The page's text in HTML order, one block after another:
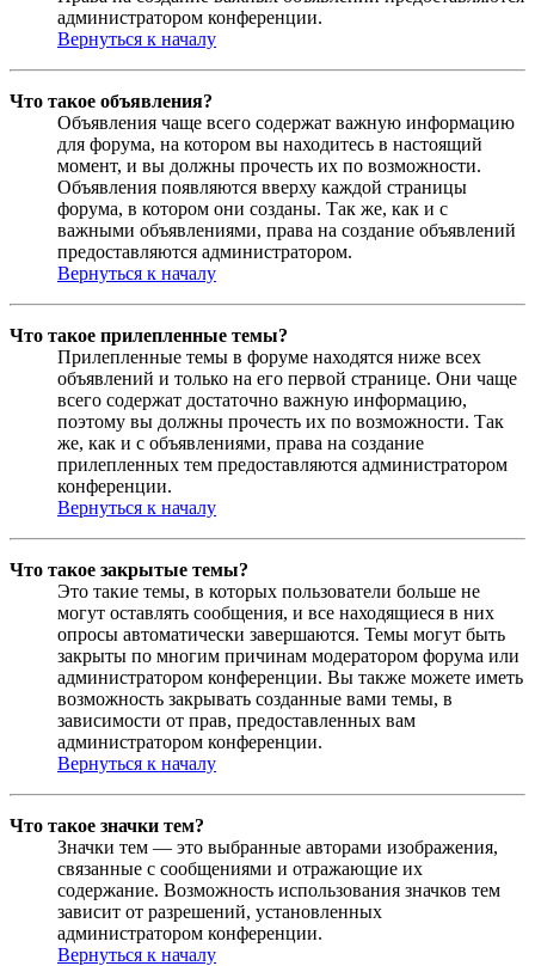
администратором конференции.
Вернуться к началу
Что такое объявления?
Объявления чаще всего содержат важную информацию
для форума, на котором вы находитесь в настоящий
момент, и вы должны прочесть их по возможности.
Объявления появляются вверху каждой страницы
форума, в котором они созданы. Так же, как и с
важными объявлениями, права на создание объявлений
предоставляются администратором.
Вернуться к началу
Что такое прилепленные темы?
Прилепленные темы в форуме находятся ниже всех
объявлений и только на его первой странице. Они чаще
всего содержат достаточно важную информацию,
поэтому вы должны прочесть их по возможности. Так
же, как и с объявлениями, права на создание
прилепленных тем предоставляются администратором
конференции.
Вернуться к началу
Что такое закрытые темы?
Это такие темы, в которых пользователи больше не
могут оставлять сообщения, и все находящиеся в них
опросы автоматически завершаются. Темы могут быть
закрыты по многим причинам модератором форума или
администратором конференции. Вы также можете иметь
возможность закрывать созданные вами темы, в
зависимости от прав, предоставленных вам
администратором конференции.
Вернуться к началу
Что такое значки тем?
Значки тем — это выбранные авторами изображения,
связанные с сообщениями и отражающие их
содержание. Возможность использования значков тем
зависит от разрешений, установленных
администратором конференции.
Вернуться к началу